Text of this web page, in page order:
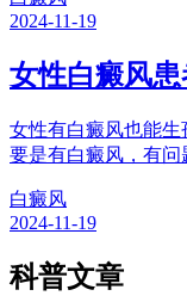
2024-11-19
女性白癜风
女性有白癜风也能生
要是有白癜风，有问
白癜风
2024-11-19
科普文章